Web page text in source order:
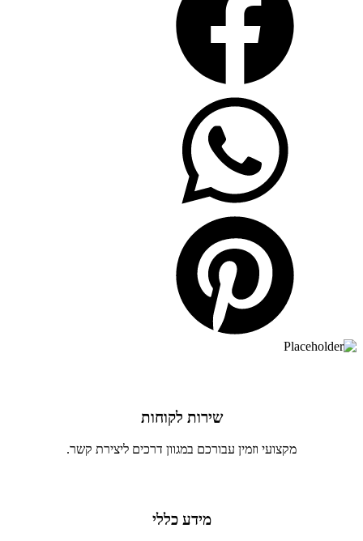
שירות לקוחות
מקצועי וזמין עבורכם במגוון דרכים ליצירת קשר.
מידע כללי